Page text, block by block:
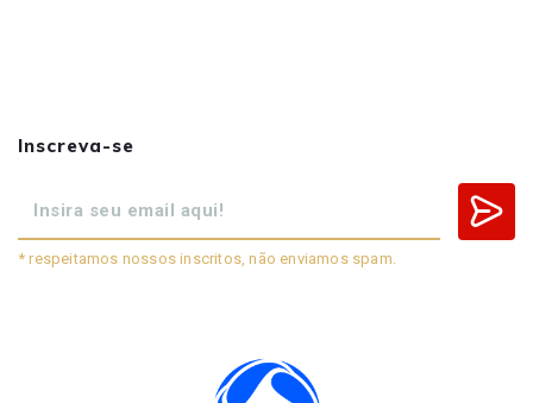
Inscreva-se
* respeitamos nossos inscritos, não enviamos spam.